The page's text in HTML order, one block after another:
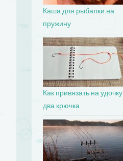
Каша для рыбалки на
пружину
Как привязать на удочку
два крючка